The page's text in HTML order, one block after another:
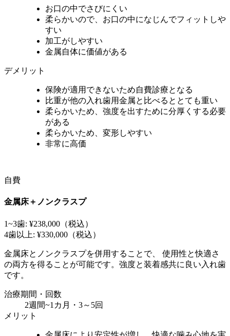
お口の中でさびにくい
柔らかいので、お口の中になじんでフィットしや
すい
加工がしやすい
金属自体に価値がある
デメリット
保険が適用できないため自費診療となる
比重が他の入れ歯用金属と比べるととても重い
柔らかいため、強度を出すために分厚くする必要
がある
柔らかいため、変形しやすい
非常に高価
自費
金属床＋ノンクラスプ
1~3歯: ¥238,000 （税込）
4歯以上: ¥330,000 （税込）
金属床とノンクラスプを併用することで、 使用性と快適さ
の両方を得ることが可能です。強度と装着感共に良い入れ歯
です。
治療期間・回数
2週間~1カ月・3～5回
メリット